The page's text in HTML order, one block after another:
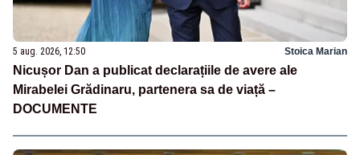
5 aug. 2026, 12:50 Stoica Marian
Nicușor Dan a publicat declarațiile de avere ale
Mirabelei Grădinaru, partenera sa de viață –
DOCUMENTE